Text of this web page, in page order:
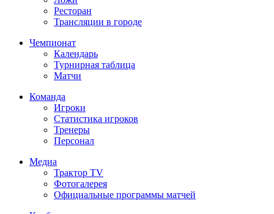
Ресторан
Трансляции в городе
Чемпионат
Календарь
Турнирная таблица
Матчи
Команда
Игроки
Статистика игроков
Тренеры
Персонал
Медиа
Трактор TV
Фотогалерея
Официальные программы матчей